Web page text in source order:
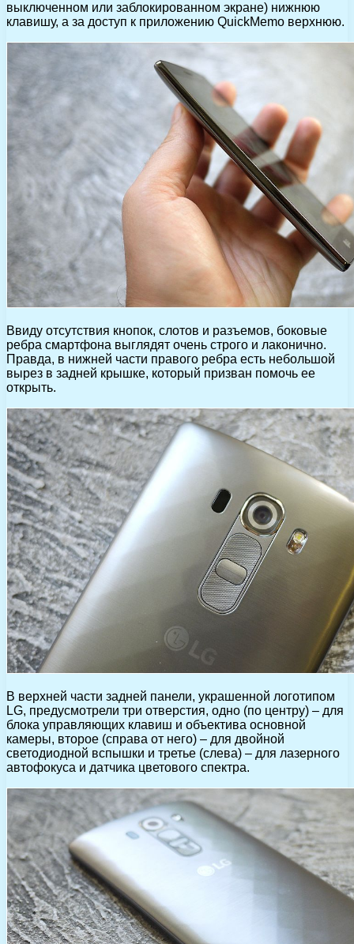
выключенном или заблокированном экране) нижнюю
клавишу, а за доступ к приложению QuickMemo верхнюю.
Ввиду отсутствия кнопок, слотов и разъемов, боковые
ребра смартфона выглядят очень строго и лаконично.
Правда, в нижней части правого ребра есть небольшой
вырез в задней крышке, который призван помочь ее
открыть.
В верхней части задней панели, украшенной логотипом
LG, предусмотрели три отверстия, одно (по центру) – для
блока управляющих клавиш и объектива основной
камеры, второе (справа от него) – для двойной
светодиодной вспышки и третье (слева) – для лазерного
автофокуса и датчика цветового спектра.